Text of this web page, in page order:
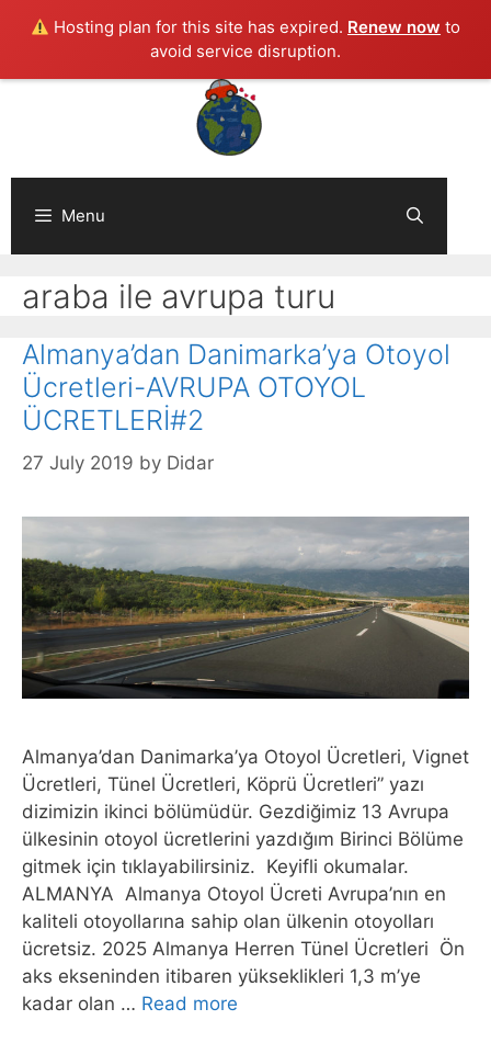
Hosting plan for this site has expired. Renew now to
avoid service disruption.
Menu
araba ile avrupa turu
Almanya’dan Danimarka’ya Otoyol
Ücretleri-AVRUPA OTOYOL
ÜCRETLERİ#2
27 July 2019 by Didar
Almanya’dan Danimarka’ya Otoyol Ücretleri, Vignet
Ücretleri, Tünel Ücretleri, Köprü Ücretleri” yazı
dizimizin ikinci bölümüdür. Gezdiğimiz 13 Avrupa
ülkesinin otoyol ücretlerini yazdığım Birinci Bölüme
gitmek için tıklayabilirsiniz. Keyifli okumalar.
ALMANYA Almanya Otoyol Ücreti Avrupa’nın en
kaliteli otoyollarına sahip olan ülkenin otoyolları
ücretsiz. 2025 Almanya Herren Tünel Ücretleri Ön
aks ekseninden itibaren yükseklikleri 1,3 m’ye
kadar olan … Read more